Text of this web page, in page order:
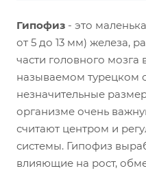
Гипофиз - это
от 5 до 13 мм) железа,
части головного мозга
называемом турецком
незначительные
организме очень
считают центром и
системы. Гипофиз
влияющие на рост,